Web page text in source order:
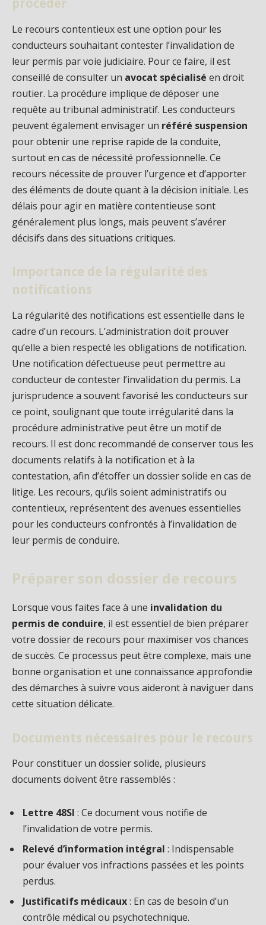
Le recours contentieux est une option pour les
conducteurs souhaitant contester l’invalidation de
leur permis par voie judiciaire. Pour ce faire, il est
conseillé de consulter un avocat spécialisé en droit
routier. La procédure implique de déposer une
requête au tribunal administratif. Les conducteurs
peuvent également envisager un référé suspension
pour obtenir une reprise rapide de la conduite,
surtout en cas de nécessité professionnelle. Ce
recours nécessite de prouver l’urgence et d’apporter
des éléments de doute quant à la décision initiale. Les
délais pour agir en matière contentieuse sont
généralement plus longs, mais peuvent s’avérer
décisifs dans des situations critiques.
Importance de la régularité des
notifications
La régularité des notifications est essentielle dans le
cadre d’un recours. L’administration doit prouver
qu’elle a bien respecté les obligations de notification.
Une notification défectueuse peut permettre au
conducteur de contester l’invalidation du permis. La
jurisprudence a souvent favorisé les conducteurs sur
ce point, soulignant que toute irrégularité dans la
procédure administrative peut être un motif de
recours. Il est donc recommandé de conserver tous les
documents relatifs à la notification et à la
contestation, afin d’étoffer un dossier solide en cas de
litige. Les recours, qu’ils soient administratifs ou
contentieux, représentent des avenues essentielles
pour les conducteurs confrontés à l’invalidation de
leur permis de conduire.
Préparer son dossier de recours
Lorsque vous faites face à une invalidation du
permis de conduire, il est essentiel de bien préparer
votre dossier de recours pour maximiser vos chances
de succès. Ce processus peut être complexe, mais une
bonne organisation et une connaissance approfondie
des démarches à suivre vous aideront à naviguer dans
cette situation délicate.
Documents nécessaires pour le recours
Pour constituer un dossier solide, plusieurs
documents doivent être rassemblés :
Lettre 48SI : Ce document vous notifie de
l’invalidation de votre permis.
Relevé d’information intégral : Indispensable
pour évaluer vos infractions passées et les points
perdus.
Justificatifs médicaux: En cas de besoin d’un
contrôle médical ou psychotechnique.